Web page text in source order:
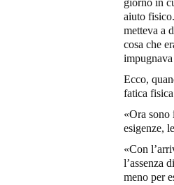
aiuto
metteva a
cosa che
Ecco,
fatica
«Ora sono
esigenze,
«Con
l’assenza
meno per